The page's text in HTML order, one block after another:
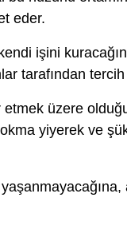
eder.
işini
tarafından
etmek üzere
yiyerek ve